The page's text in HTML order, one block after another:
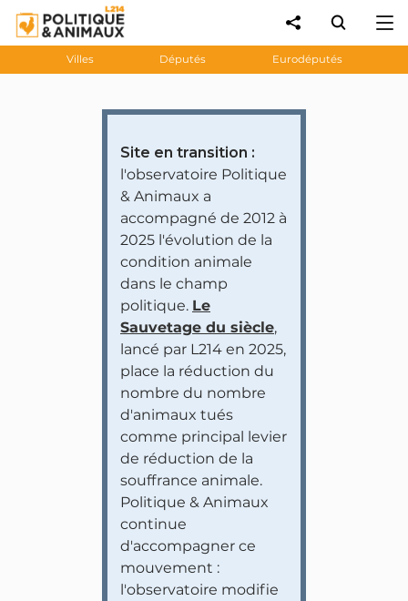
Villes Députés Eurodéputés
Site en transition :
l'observatoire Politique
& Animaux a
accompagné de 2012 à
2025 l'évolution de la
condition animale
dans le champ
politique. Le
Sauvetage du siècle,
lancé par L214 en 2025,
place la réduction du
nombre du nombre
d'animaux tués
comme principal levier
de réduction de la
souffrance animale.
Politique & Animaux
continue
d'accompagner ce
mouvement :
l'observatoire modifie